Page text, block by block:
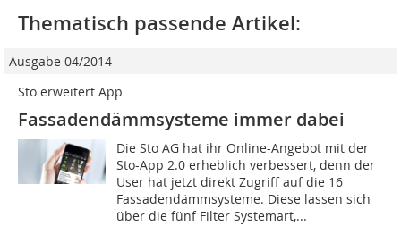
Thematisch passende Artikel:
Ausgabe 04/2014
Sto erweitert App
Fassadendämmsysteme immer dabei
Die Sto AG hat ihr Online-Angebot mit der
Sto-App 2.0 erheblich verbessert, denn der
User hat jetzt direkt Zugriff auf die 16
Fassadendämmsysteme. Diese lassen sich
über die fünf Filter Systemart,...